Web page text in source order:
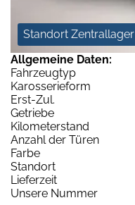
Standort Zentrallager
Allgemeine Daten:
Fahrzeugtyp
Karosserieform
Erst-Zul.
Getriebe
Kilometerstand
Anzahl der Türen
Farbe
Standort
Lieferzeit
Unsere Nummer